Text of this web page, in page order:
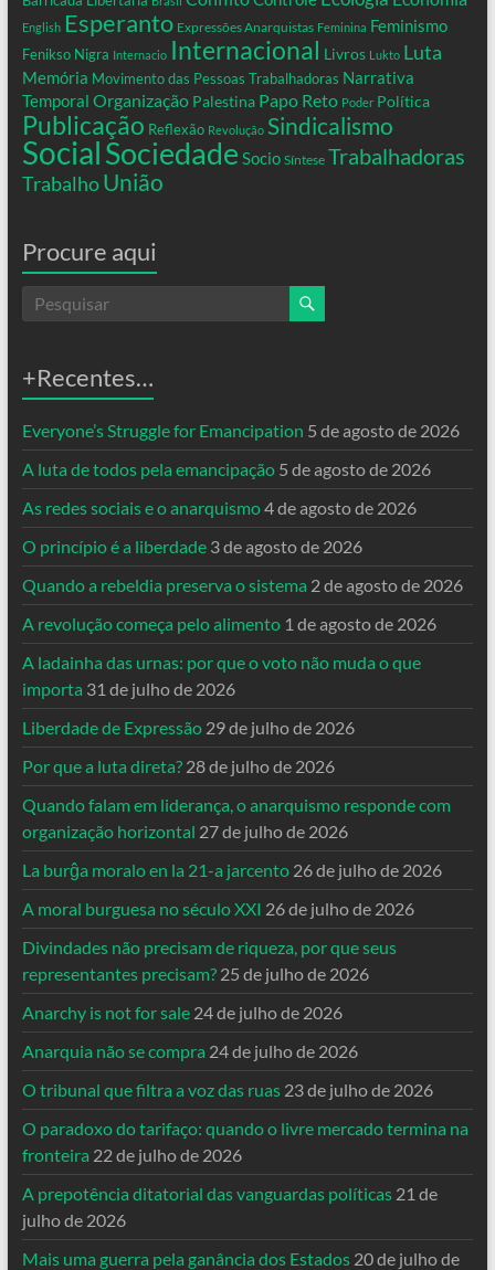
English Esperanto Expressões Anarquistas Feminina Feminismo
Fenikso Nigra Internacio Internacional Livros Lukto Luta
Memória Movimento das Pessoas Trabalhadoras Narrativa
Temporal Organização Palestina Papo Reto Poder Política
Publicação Reflexão Revolução Sindicalismo
SocialSociedade Socio Síntese Trabalhadoras
Trabalho União
Procure aqui
+Recentes…
Everyone’s Struggle for Emancipation 5 de agosto de 2026
A luta de todos pela emancipação 5 de agosto de 2026
As redes sociais e o anarquismo4 de agosto de 2026
O princípio é a liberdade 3 de agosto de 2026
Quando a rebeldia preserva o sistema 2 de agosto de 2026
A revolução começa pelo alimento 1 de agosto de 2026
A ladainha das urnas: por que o voto não muda o que
importa 31 de julho de 2026
Liberdade de Expressão 29 de julho de 2026
Por que a luta direta? 28 de julho de 2026
Quando falam em liderança, o anarquismo responde com
organização horizontal 27 de julho de 2026
La burĝa moralo en la 21-a jarcento 26 de julho de 2026
A moral burguesa no século XXI 26 de julho de 2026
Divindades não precisam de riqueza, por que seus
representantes precisam? 25 de julho de 2026
Anarchy is not for sale 24 de julho de 2026
Anarquia não se compra 24 de julho de 2026
O tribunal que filtra a voz das ruas 23 de julho de 2026
O paradoxo do tarifaço: quando o livre mercado termina na
fronteira 22 de julho de 2026
A prepotência ditatorial das vanguardas políticas 21 de
julho de 2026
Mais uma guerra pela ganância dos Estados 20 de julho de